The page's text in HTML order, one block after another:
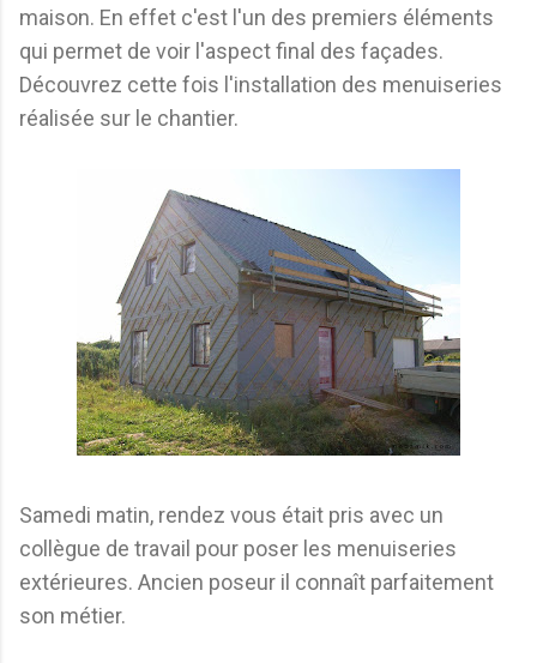
maison. En effet c'est l'un des premiers éléments
qui permet de voir l'aspect final des façades.
Découvrez cette fois l'installation des menuiseries
réalisée sur le chantier.
Samedi matin, rendez vous était pris avec un
collègue de travail pour poser les menuiseries
extérieures. Ancien poseur il connaît parfaitement
son métier.